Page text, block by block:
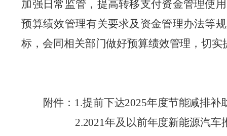
加强日常监管，提高转移支付资金管理使
预算绩效管理有关要求及资金管理办法等
标，会同相关部门做好预算绩效管理，切
附件： 1.提前下达2025年度节能减排补
2.2021年及以前年度新能源汽车